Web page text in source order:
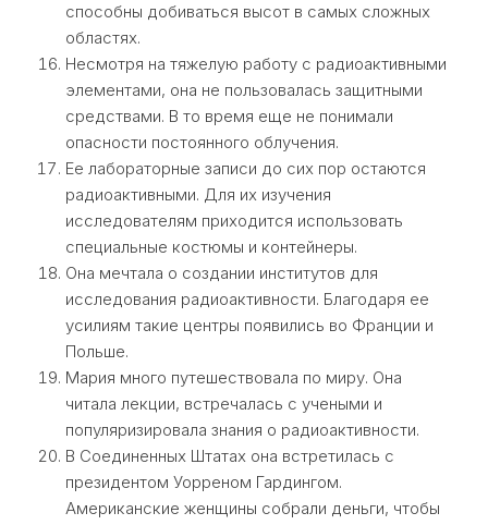
способны добиваться высот в самых сложных
областях.
Несмотря на тяжелую работу с радиоактивными
элементами, она не пользовалась защитными
средствами. В то время еще не понимали
опасности постоянного облучения.
Ее лабораторные записи до сих пор остаются
радиоактивными. Для их изучения
исследователям приходится использовать
специальные костюмы и контейнеры.
Она мечтала о создании институтов для
исследования радиоактивности. Благодаря ее
усилиям такие центры появились во Франции и
Польше.
Мария много путешествовала по миру. Она
читала лекции, встречалась с учеными и
популяризировала знания о радиоактивности.
В Соединенных Штатах она встретилась с
президентом Уорреном Гардингом.
Американские женщины собрали деньги, чтобы